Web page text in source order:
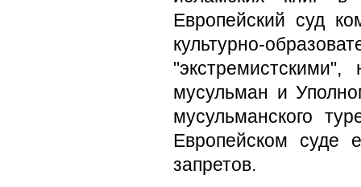
Европейский суд
культурно-
мусульман и
мусульманского
Европейском суде
запретов.